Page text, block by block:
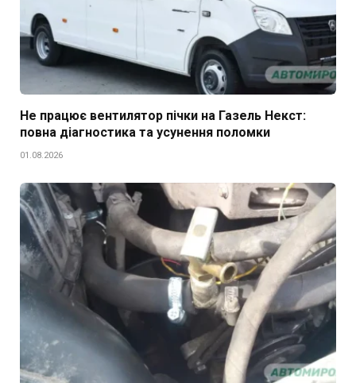
Не працює вентилятор пічки на Газель Некст:
повна діагностика та усунення поломки
01.08.2026